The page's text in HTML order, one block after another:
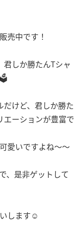
売中です！
しか勝たんTシャ
🗳
けど、君しか勝た
エーションが豊富で
愛いですよね〜〜
、是非ゲットして
します☺︎